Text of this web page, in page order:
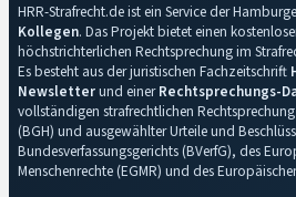
HRR-Strafrecht.de ist ein Service der
Kollegen. Das Projekt bietet einen
höchstrichterlichen Rechtsprechung im
Es besteht aus der juristischen Fachzeitschrift
Newsletterund einerRechtsprechungs-
vollständigen strafrechtlichen
(BGH) und ausgewählter Urteile und
Bundesverfassungsgerichts (BVerfG), des
Menschenrechte (EGMR) und des